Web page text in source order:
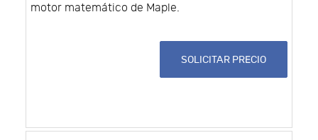
motor matemático de Maple.
SOLICITAR PRECIO